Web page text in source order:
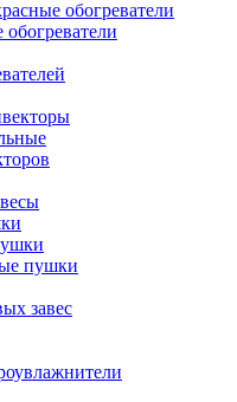
обогреватели
пушки
завес